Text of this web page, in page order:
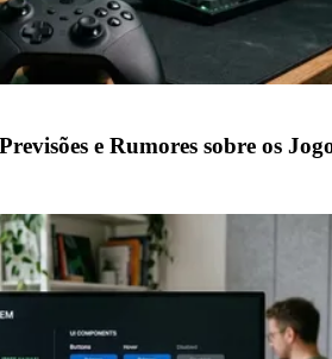
e Rumores sobre os